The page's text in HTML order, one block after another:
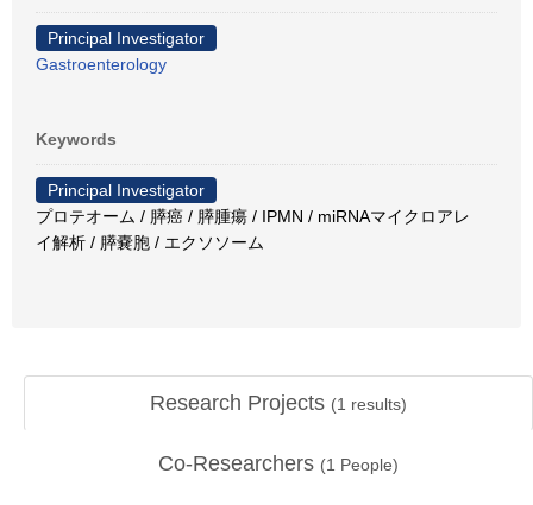
Principal Investigator
Gastroenterology
Keywords
Principal Investigator
プロテオーム / 膵癌 / 膵腫瘍 / IPMN / miRNAマイクロアレ
イ解析 / 膵嚢胞 / エクソソーム
Research Projects (1 results)
Co-Researchers (1 People)